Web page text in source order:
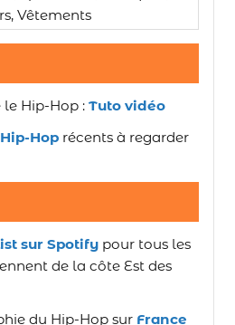
Vêtements
Hip-Hop : Tuto vidéo
Hoprécents à regarder
sur Spotifypour tous les
de la côte Est des
du Hip-Hop sur France